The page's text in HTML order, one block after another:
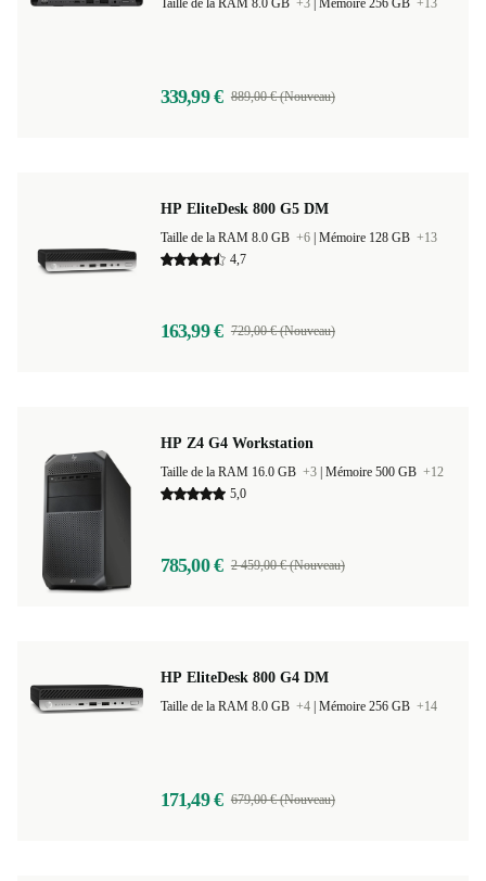
Taille de la RAM 8.0 GB +3 Mémoire 256 GB +13
339,99 € 889,00 € (Nouveau)
HP EliteDesk 800 G5 DM
Taille de la RAM 8.0 GB +6 Mémoire 128 GB +13
4,7
163,99 € 729,00 € (Nouveau)
HP Z4 G4 Workstation
Taille de la RAM 16.0 GB +3 Mémoire 500 GB +12
5,0
785,00 € 2 459,00 € (Nouveau)
HP EliteDesk 800 G4 DM
Taille de la RAM 8.0 GB +4 Mémoire 256 GB +14
171,49 € 679,00 € (Nouveau)